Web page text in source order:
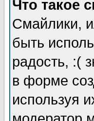
Что такое
Смайлики,
быть
радость, :(
в форме
используя